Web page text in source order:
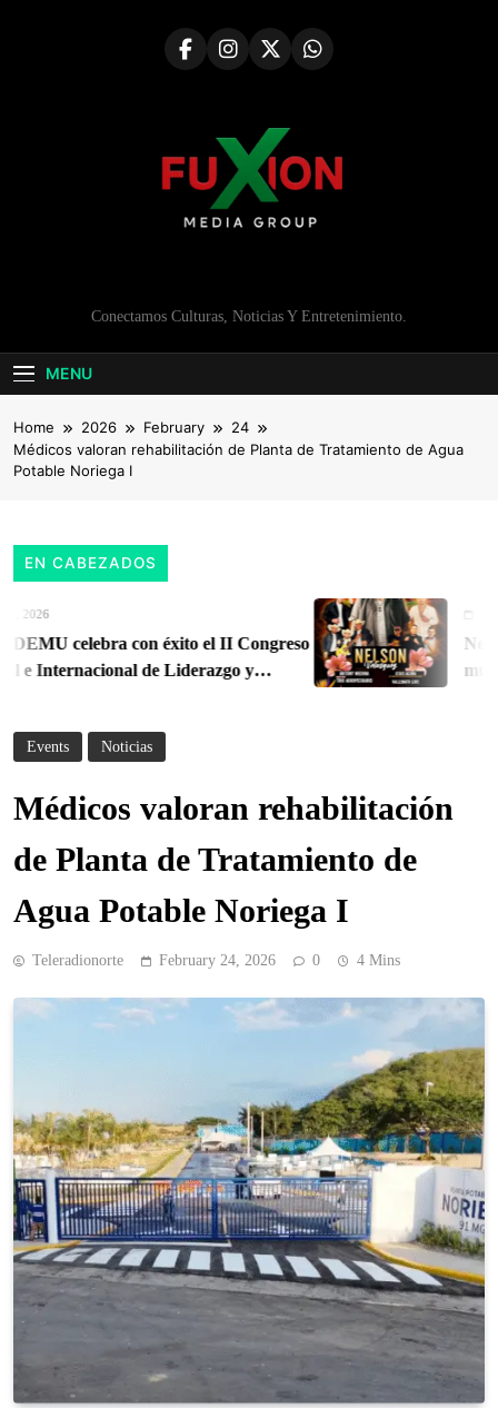
Conectamos Culturas, Noticias Y Entretenimiento.
MENU
Home 2026 February
24
Médicos valoran rehabilitación de Planta de Tratamiento de Agua
Potable Noriega I
EN CABEZADOS
celebra con éxito el II Congreso
Internacional de Liderazgo y
Events Noticias
Médicos valoran rehabilitación
de Planta de Tratamiento de
Agua Potable Noriega I
Teleradionorte February 24, 2026 0 4 Mins